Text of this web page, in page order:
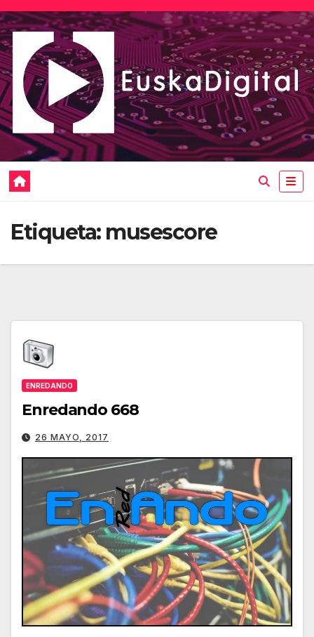
Saltar
al
contenido
Etiqueta: musescore
ENREDANDO
Enredando 668
26 MAYO, 2017